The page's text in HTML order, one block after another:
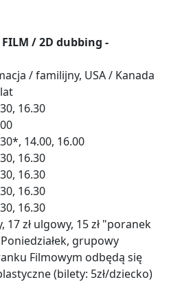
FILM / 2D dubbing -
/ familijny, USA / Kanada
16.30
14.00, 16.00
16.30
16.30
16.30
16.30
17 zł ulgowy, 15 zł "poranek
grupowy
Filmowym odbędą się
(bilety: 5zł/dziecko)